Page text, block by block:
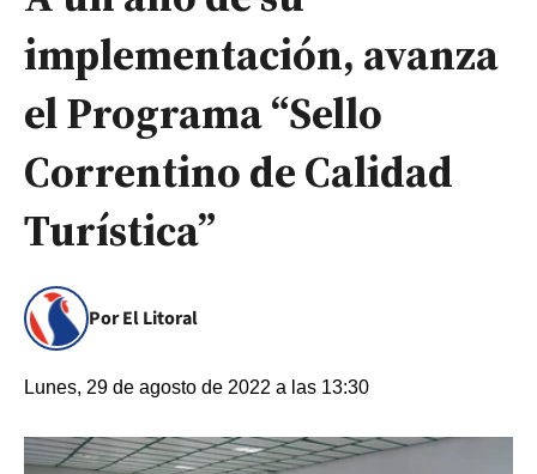
implementación, avanza
el Programa “Sello
Correntino de Calidad
Turística”
Por El Litoral
Lunes, 29 de agosto de 2022 a las 13:30